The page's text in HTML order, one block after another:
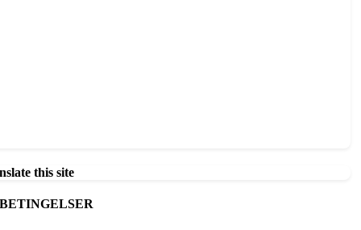
this site
BETINGELSER